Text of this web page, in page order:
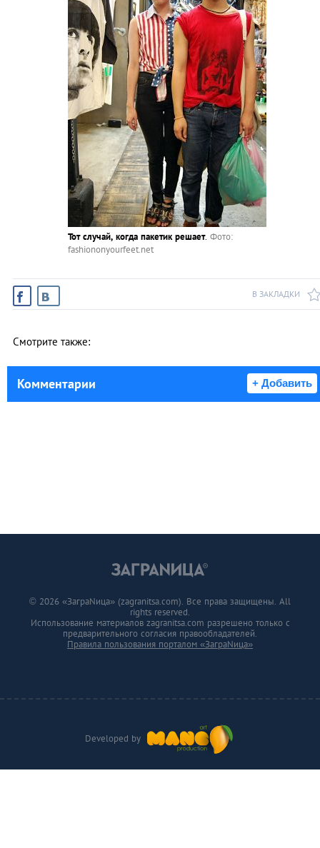
Тот случай, когда пакетик решает. Фото:
fashiononyourfeet.net
В ЗАКЛАДКИ
Смотрите также:
Комментарии + Добавить
Developed by
© 2026 «ЗаграNица» (zagranitsa.com). Все права защищены. All
rights reserved.
Использование материалов zagranitsa.com разрешено только с
предварительного согласия правообладателей.
Правила пользования порталом «ЗаграNица»